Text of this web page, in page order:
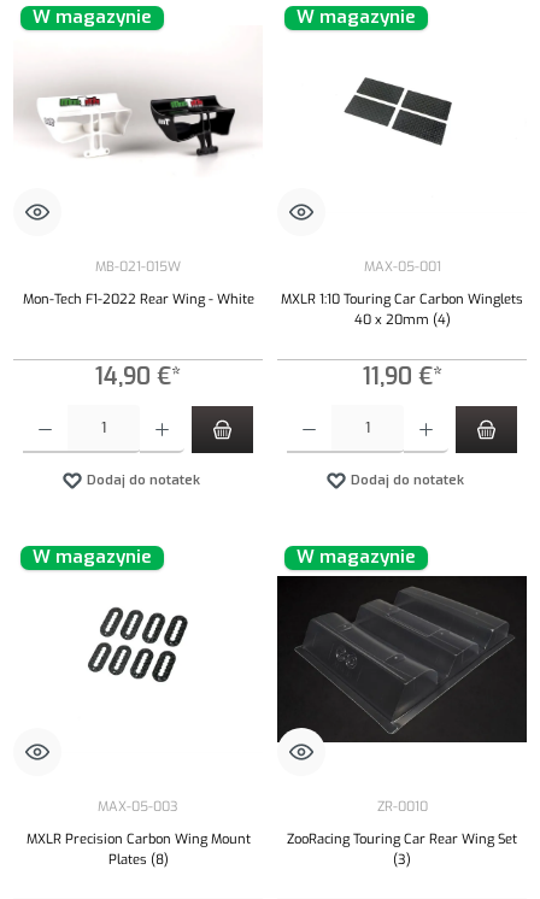
W magazynie
MB-021-015W
Mon-Tech F1-2022 Rear Wing - White
14,90 €*
Dodaj do notatek
W magazynie
MAX-05-001
MXLR 1:10 Touring Car Carbon Winglets
40 x 20mm (4)
11,90 €*
Dodaj do notatek
W magazynie
MAX-05-003
MXLR Precision Carbon Wing Mount
Plates (8)
W magazynie
ZR-0010
ZooRacing Touring Car Rear Wing Set
(3)